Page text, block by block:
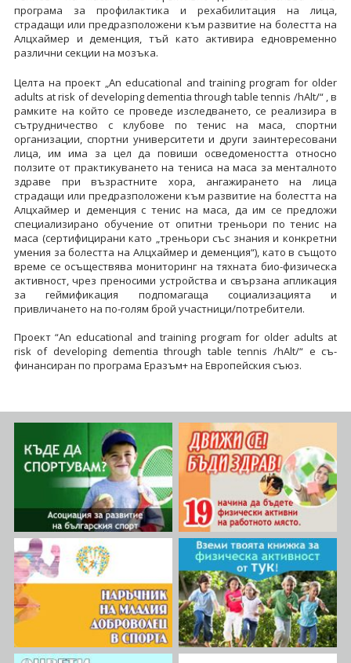
програма за профилактика и рехабилитация на лица,
страдащи или предразположени към развитие на болестта на
Алцхаймер и деменция, тъй като активира едновременно
различни секции на мозъка.
Целта на проект „An educational and training program for older
adults at risk of developing dementia through table tennis /hAlt/“ , в
рамките на който се проведе изследването, се реализира в
сътрудничество с клубове по тенис на маса, спортни
организации, спортни университети и други заинтересовани
лица, им има за цел да повиши осведомеността относно
ползите от практикуването на тениса на маса за менталното
здраве при възрастните хора, ангажирането на лица
страдащи или предразположени към развитие на болестта на
Алцхаймер и деменция с тенис на маса, да им се предложи
специализирано обучение от опитни треньори по тенис на
маса (сертифицирани като „треньори със знания и конкретни
умения за болестта на Алцхаймер и деменция“), като в същото
време се осъществява мониторинг на тяхната био-физическа
активност, чрез преносими устройства и свързана апликация
за геймификация подпомагаща социализацията и
привличането на по-голям брой участници/потребители.
Проект “An educational and training program for older adults at
risk of developing dementia through table tennis /hAlt/“ е съ-
финансиран по програма Еразъм+ на Европейския съюз.